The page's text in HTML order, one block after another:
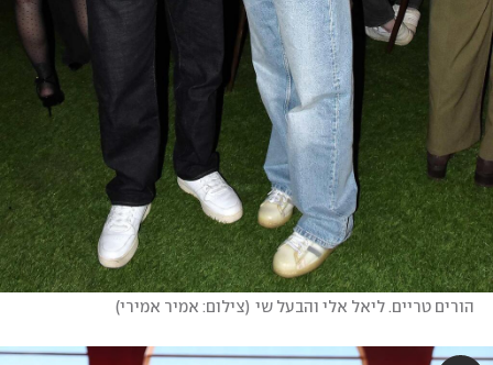
הורים טריים. ליאל אלי והבעל שי (צילום: אמיר אמירי)